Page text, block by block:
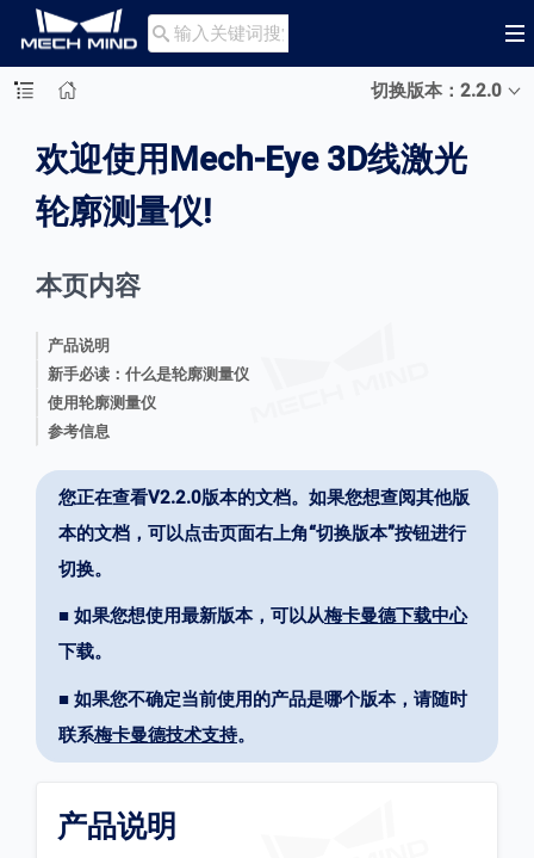

切换版本：2.2.0
欢迎使用Mech-Eye 3D线激光
轮廓测量仪!
本页内容
产品说明
新手必读：什么是轮廓测量仪
使用轮廓测量仪
参考信息
您正在查看V2.2.0版本的文档。如果您想查阅其他版
本的文档，可以点击页面右上角“切换版本”按钮进行
切换。
■ 如果您想使用最新版本，可以从梅卡曼德下载中心
下载。
■ 如果您不确定当前使用的产品是哪个版本，请随时
联系梅卡曼德技术支持。
产品说明